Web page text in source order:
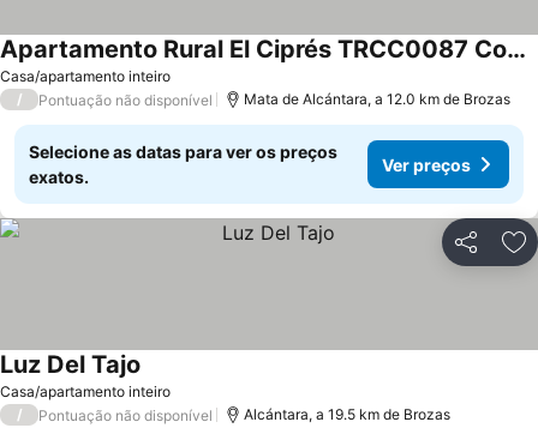
Casa/apartamento inteiro
Apartamento Rural El Ciprés TRCC0087 Complejo la Fontanina
/ Pontuação não disponível Mata de Alcántara, a 12.0 km de Brozas
Selecione as datas para ver os preços
exatos.
Ver preços
Partilhar
Casa/apartamento inteiro
Luz Del Tajo
/ Pontuação não disponível Alcántara, a 19.5 km de Brozas